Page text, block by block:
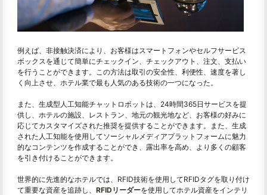
例えば、非接触決済により、お客様はスマートフォンやセルフサービス
ボックスを通じて簡単にチェックイン、チェックアウト、注文、支払い
を行うことができます。この方法は取引の安全性、利便性、速度を著し
く向上させ、ホテル業で最も人気のある技術の一つになった。
また、生成型人工知能チャットロボットは、24時間365日サービスを提
供し、ホテルの施設、レストラン、地元の観光地など、お客様の好みに
応じてカスタマイズされた推奨を提供することができます。また、生成
された人工知能を使用してソーシャルメディアプラットフォームに魅力
的なコンテンツを作成することができ、露出率を高め、より多くの顧客
を引き付けることができます。
世界的に先進的なホテルでは、RFID技術を使用してRFIDタグを取り付け
て重要な資産を追跡し、 RFIDリーダーを使用してホテル資産をインテリ